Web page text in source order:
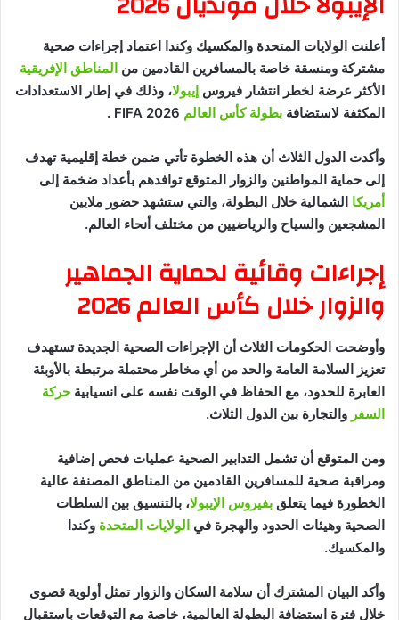
أعلنت الولايات المتحدة والمكسيك وكندا اعتماد إجراءات صحية
مشتركة ومنسقة خاصة بالمسافرين القادمين من المناطق الإفريقية
الأكثر عرضة لخطر انتشار فيروس إيبولا، وذلك في إطار الاستعدادات
المكثفة لاستضافة بطولة كأس العالم
وأكدت الدول الثلاث أن هذه الخطوة تأتي ضمن خطة إقليمية تهدف
إلى حماية المواطنين والزوار المتوقع توافدهم بأعداد ضخمة إلى
أمريكا الشمالية خلال البطولة، والتي ستشهد حضور ملايين
المشجعين والسياح والرياضيين من مختلف أنحاء العالم.
إجراءات وقائية لحماية الجماهير
والزوار خلال كأس العالم 2026
وأوضحت الحكومات الثلاث أن الإجراءات الصحية الجديدة تستهدف
تعزيز السلامة العامة والحد من أي مخاطر محتملة مرتبطة بالأوبئة
العابرة للحدود، مع الحفاظ في الوقت نفسه على انسيابية حركة
السفر والتجارة بين الدول الثلاث.
ومن المتوقع أن تشمل التدابير الصحية عمليات فحص إضافية
ومراقبة صحية للمسافرين القادمين من المناطق المصنفة عالية
الخطورة فيما يتعلق بفيروس الإيبولا، بالتنسيق بين السلطات
الصحية وهيئات الحدود والهجرة في الولايات المتحدة وكندا
والمكسيك.
وأكد البيان المشترك أن سلامة السكان والزوار تمثل أولوية قصوى
خلال فترة استضافة البطولة العالمية، خاصة مع التوقعات باستقبال